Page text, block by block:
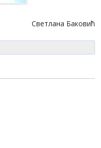
Светлана Баковић